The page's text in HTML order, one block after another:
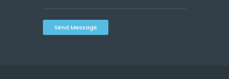
Send Message